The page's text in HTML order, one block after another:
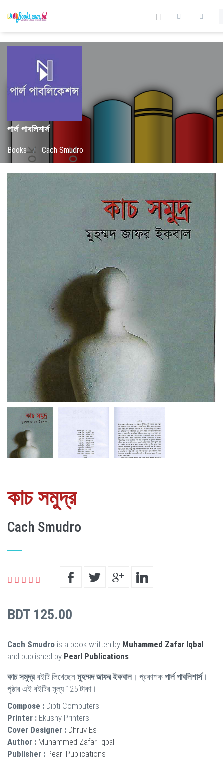
পার্ল পাবলিশার্স
Books / Cach Smudro
কাচ সমুদ্র
Cach Smudro
BDT 125.00
Cach Smudro is a book written by Muhammed Zafar Iqbal
and published by Pearl Publications
কাচ সমুদ্রবইটি লিখেছেন মুহম্মদ জাফর ইকবাল। প্রকাশক পার্ল পাবলিশার্স।
পৃষ্ঠার এই বইটির মূল্য 125 টাকা।
Compose : Dipti Computers
Printer : Ekushy Printers
Cover Designer : Dhruv Es
Author : Muhammed Zafar Iqbal
Publisher : Pearl Publications